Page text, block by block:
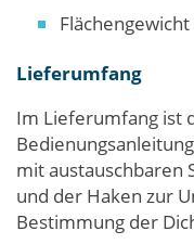
Lieferumfang
Im Lieferumfang ist
mit austauschbaren
und der Haken zur
Bestimmung der